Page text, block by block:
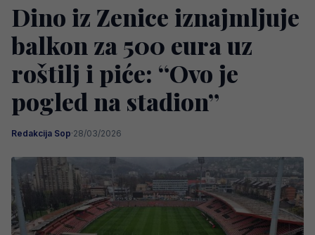
Dino iz Zenice iznajmljuje
balkon za 500 eura uz
roštilj i piće: “Ovo je
pogled na stadion”
Redakcija Sop·28/03/2026